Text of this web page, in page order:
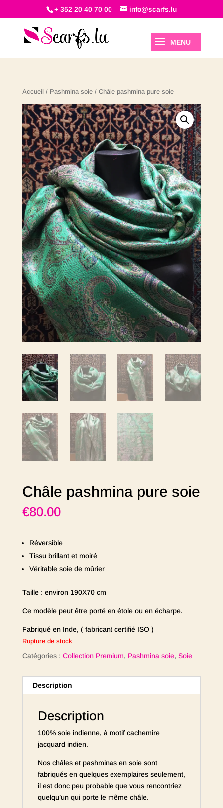
+ 352 20 40 70 00 info@scarfs.lu
Accueil / Pashmina soie/ Châle pashmina pure soie
Châle pashmina pure soie
€80.00
Réversible
Tissu brillant et moiré
Véritable soie de mûrier
Taille : environ 190X70 cm
Ce modèle peut être porté en étole ou en écharpe.
Fabriqué en Inde, ( fabricant certifié ISO )
Rupture de stock
Catégories : Collection Premium, Pashmina soie, Soie
Description
Description
100% soie indienne, à motif cachemire
jacquard indien.
Nos châles et pashminas en soie sont
fabriqués en quelques exemplaires seulement,
il est donc peu probable que vous rencontriez
quelqu’un qui porte le même châle.